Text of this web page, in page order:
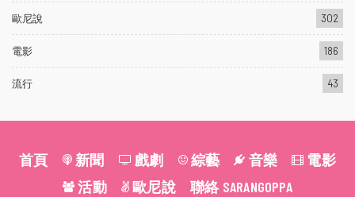
歐尼說 302
電影 186
流行 43
首頁 新聞 戲劇 綜藝 音樂
電影
活動
歐尼說 聯絡 SARANGOPPA